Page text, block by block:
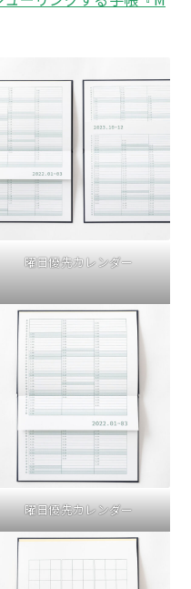
曜日優先カレンダー
曜日優先カレンダー